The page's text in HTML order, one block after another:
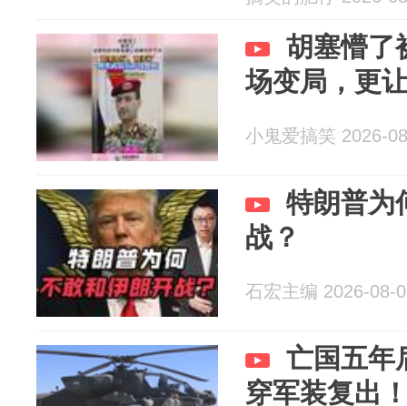
胡塞懵了
场变局，更
小鬼爱搞笑 2026-
特朗普为
战？
石宏主编 2026-08-
亡国五年
穿军装复出